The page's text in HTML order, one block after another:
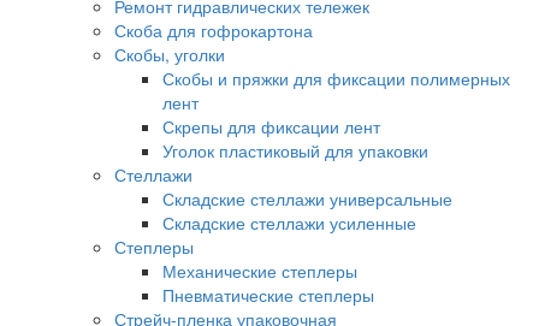
Ремонт гидравлических тележек
Скоба для гофрокартона
Скобы, уголки
Скобы и пряжки для фиксации полимерных
лент
Скрепы для фиксации лент
Уголок пластиковый для упаковки
Стеллажи
Складские стеллажи универсальные
Складские стеллажи усиленные
Степлеры
Механические степлеры
Пневматические степлеры
Стрейч-пленка упаковочная